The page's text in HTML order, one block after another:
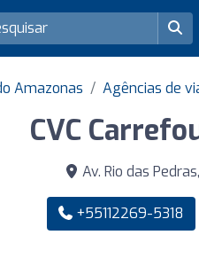
Amazonas Agências de
CVC
Av. Rio das
+55112269-5318